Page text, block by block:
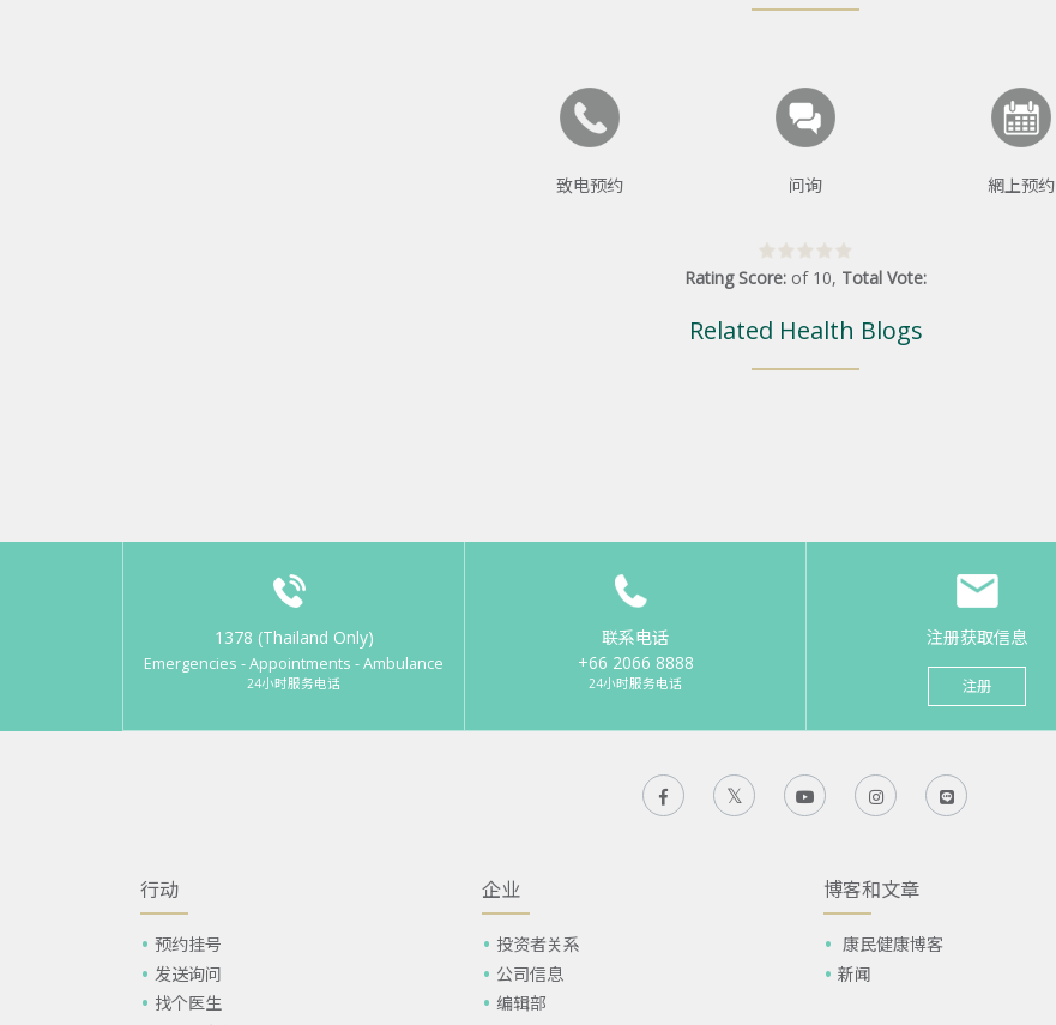
致电预约 问询 網上预约
Rating Score: of 10, Total Vote:
Related Health Blogs
1378 (Thailand Only)
Emergencies - Appointments - Ambulance
24小时服务电话
联系电话
+66 2066 8888
24小时服务电话
注册获取信息
注册
行动
预约挂号
发送询问
找个医生
企业
投资者关系
公司信息
编辑部
博客和文章
康民健康博客
新闻